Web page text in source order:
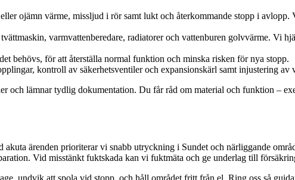
ojämn värme, missljud i rör samt lukt och återkommande stopp i avlopp.
varmvattenberedare, radiatorer och vattenburen golvvärme. Vi
behövs, för att återställa normal funktion och minska risken för nya stopp.
kontroll av säkerhetsventiler och expansionskärl samt injustering
och lämnar tydlig dokumentation. Du får råd om material och funktion –
ärenden prioriterar vi snabb utryckning i Sundet och närliggande
Vid misstänkt fuktskada kan vi fuktmäta och ge underlag till
undvik att spola vid stopp, och håll området fritt från el. Ring oss så